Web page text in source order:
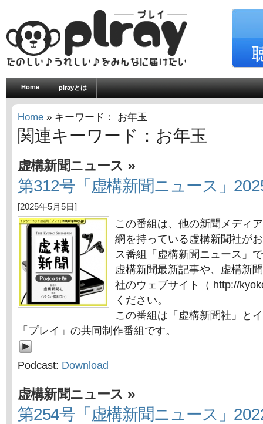
Home plrayとは
Home » キーワード： お年玉
関連キーワード：お年玉
虚構新聞ニュース »
第312号「虚構新聞ニュース」
[2025年5月5日]
この番組は、他の新聞メディ
網を持っている虚構新聞社が
ス番組「虚構新聞ニュース」
虚構新聞最新記事や、虚構新
社のウェブサイト（ http://
ください。
この番組は「虚構新聞社」と
「プレイ」の共同制作番組です。
Podcast: Download
虚構新聞ニュース »
第254号「虚構新聞ニュース」